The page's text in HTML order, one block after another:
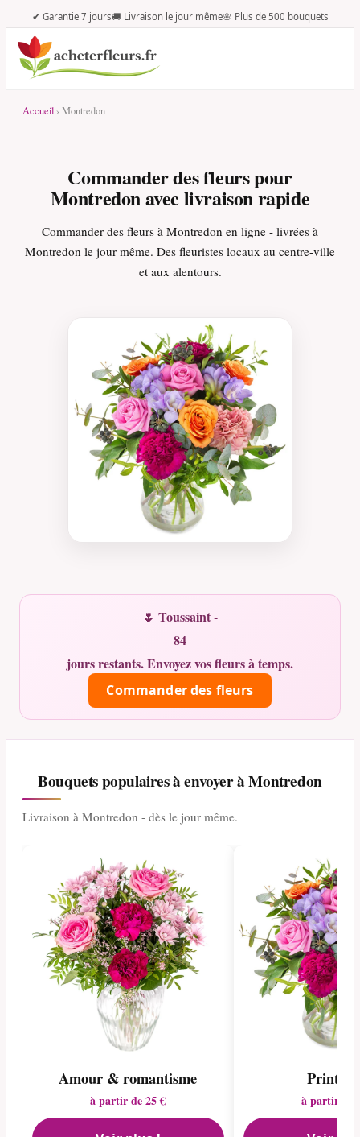
✔ Garantie 7 jours🚚 Livraison le jour même🌸 Plus de 500 bouquets
Accueil › Montredon
Commander des fleurs pour
Montredon avec livraison rapide
Commander des fleurs à Montredon en ligne - livrées à
Montredon le jour même. Des fleuristes locaux au centre-ville
et aux alentours.
🌷 Toussaint -
84
jours restants. Envoyez vos fleurs à temps.
Commander des fleurs
Bouquets populaires à envoyer à Montredon
Livraison à Montredon - dès le jour même.
Amour & romantisme
à partir de 25 € à partir de